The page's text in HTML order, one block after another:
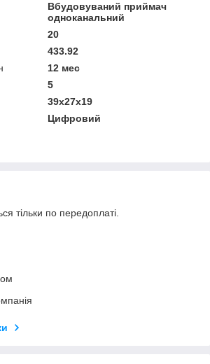
Вбудовуваний приймач
одноканальний
20
433.92
12 мес
5
39x27x19
Цифровий
тільки по передоплаті.